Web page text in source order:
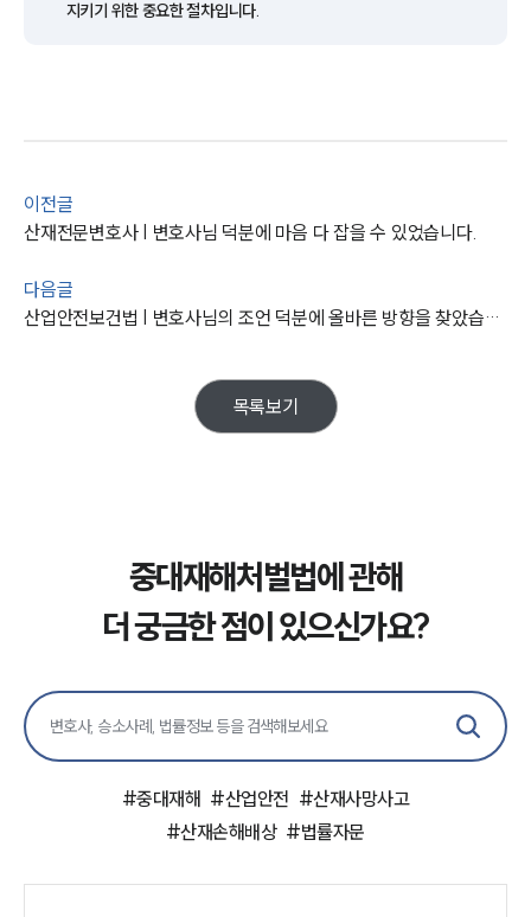
통합검색
법률지식인
고객후기
업무분야
산업안전·중대재해그룹 업무
전체
소식/자료
법률 블로그
법률서식
대륜법률상담예약
지키기 위한 중요한 절차입니다.
이전글
산재전문변호사 | 변호사님 덕분에 마음 다 잡을 수 있었습니다.
다음글
산업안전보건법 | 변호사님의 조언 덕분에 올바른 방향을 찾았습니다.
목록보기
중대재해처벌법에 관해
더 궁금한 점이 있으신가요?
#중대재해 #산업안전 #산재사망사고
#산재손해배상 #법률자문